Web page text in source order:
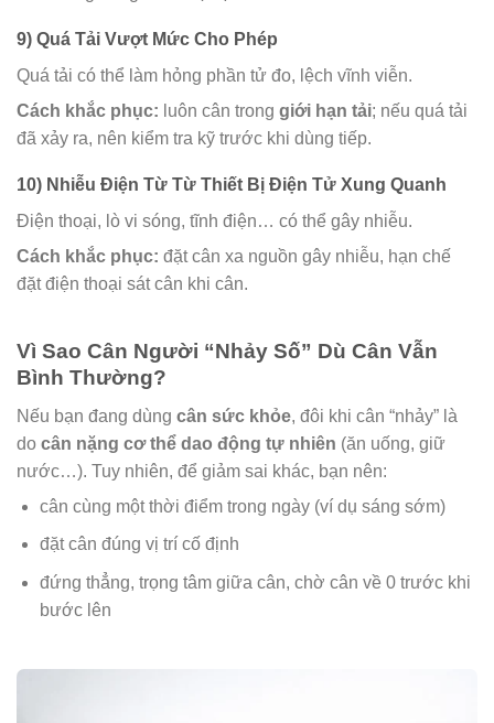
9) Quá Tải Vượt Mức Cho Phép
Quá tải có thể làm hỏng phần tử đo, lệch vĩnh viễn.
Cách khắc phục: luôn cân trong giới hạn tải; nếu quá tải
đã xảy ra, nên kiểm tra kỹ trước khi dùng tiếp.
10) Nhiễu Điện Từ Từ Thiết Bị Điện Tử Xung Quanh
Điện thoại, lò vi sóng, tĩnh điện… có thể gây nhiễu.
Cách khắc phục: đặt cân xa nguồn gây nhiễu, hạn chế
đặt điện thoại sát cân khi cân.
Vì Sao Cân Người “Nhảy Số” Dù Cân Vẫn
Bình Thường?
Nếu bạn đang dùng cân sức khỏe, đôi khi cân “nhảy” là
do cân nặng cơ thể dao động tự nhiên (ăn uống, giữ
nước…). Tuy nhiên, để giảm sai khác, bạn nên:
cân cùng một thời điểm trong ngày (ví dụ sáng sớm)
đặt cân đúng vị trí cố định
đứng thẳng, trọng tâm giữa cân, chờ cân về 0 trước khi
bước lên